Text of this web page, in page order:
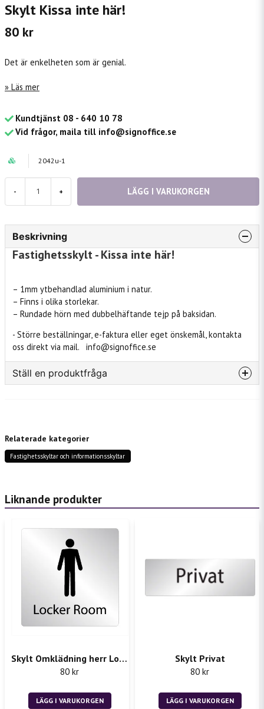
Skylt Kissa inte här!
80 kr
Det är enkelheten som är genial.
Läs mer
Kundtjänst 08 - 640 10 78
Vid frågor, maila till info@signoffice.se
2042u-1
- + LÄGG I VARUKORGEN
Beskrivning
Fastighetsskylt - Kissa inte här!
– 1mm ytbehandlad aluminium i natur.
– Finns i olika storlekar.
– Rundade hörn med dubbelhäftande tejp på baksidan.
- Större beställningar, e-faktura eller eget önskemål, kontakta
oss direkt via mail. info@signoffice.se
Ställ en produktfråga
name
email
Ja, ni får publicera min fråga
Liknande produkter
Skylt Omklädning herr Locker Room
80 kr
LÄGG I VARUKORGEN
Skylt Privat
80 kr
LÄGG I VARUKORGEN
Relaterade kategorier
Fastighetsskyltar och informationsskyltar